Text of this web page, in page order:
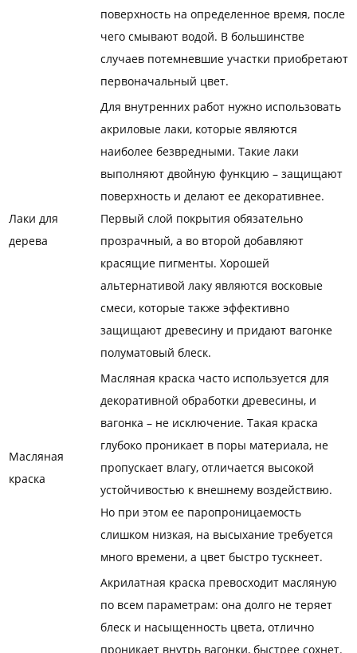
поверхность на определенное время, после
чего смывают водой. В большинстве
случаев потемневшие участки приобретают
первоначальный цвет.
Лаки для
дерева
Для внутренних работ нужно использовать
акриловые лаки, которые являются
наиболее безвредными. Такие лаки
выполняют двойную функцию – защищают
поверхность и делают ее декоративнее.
Первый слой покрытия обязательно
прозрачный, а во второй добавляют
красящие пигменты. Хорошей
альтернативой лаку являются восковые
смеси, которые также эффективно
защищают древесину и придают вагонке
полуматовый блеск.
Масляная
краска
Масляная краска часто используется для
декоративной обработки древесины, и
вагонка – не исключение. Такая краска
глубоко проникает в поры материала, не
пропускает влагу, отличается высокой
устойчивостью к внешнему воздействию.
Но при этом ее паропроницаемость
слишком низкая, на высыхание требуется
много времени, а цвет быстро тускнеет.
Акрилатная краска превосходит масляную
по всем параметрам: она долго не теряет
блеск и насыщенность цвета, отлично
проникает внутрь вагонки, быстрее сохнет.